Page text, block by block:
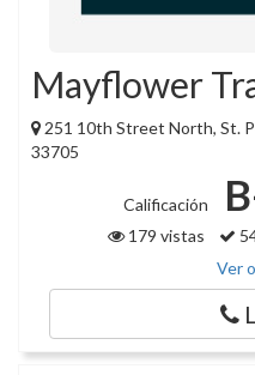
Mayflower
251 10th Street North, St.
33705
Calificación
179 vistas
Ver